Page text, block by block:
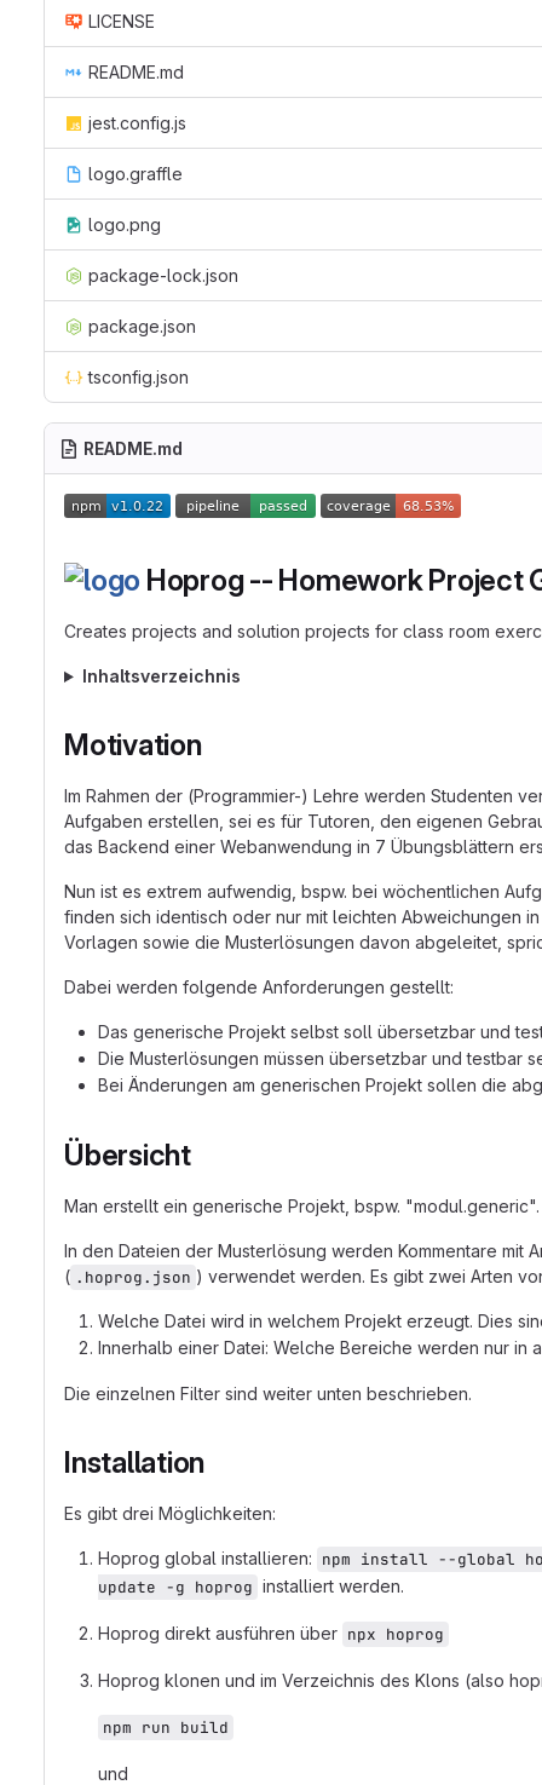
LICENSE
README.md
jest.config.js
logo.graffle
logo.png
package-lock.json
package.json
tsconfig.json
README.md
Hoprog -- Homework Project
Creates projects and solution projects for class room
Inhaltsverzeichnis
Motivation
Im Rahmen der (Programmier-) Lehre werden Studenten
Aufgaben erstellen, sei es für Tutoren, den eigenen
das Backend einer Webanwendung in 7 Übungsblättern
Nun ist es extrem aufwendig, bspw. bei wöchentlichen
finden sich identisch oder nur mit leichten Abweichungen
Vorlagen sowie die Musterlösungen davon abgeleitet,
Dabei werden folgende Anforderungen gestellt:
Das generische Projekt selbst soll übersetzbar und
Die Musterlösungen müssen übersetzbar und testbar
Bei Änderungen am generischen Projekt sollen die
Übersicht
Man erstellt ein generische Projekt, bspw.
In den Dateien der Musterlösung werden Kommentare mit
( .hoprog.json ) verwendet werden. Es gibt zwei Arten
Welche Datei wird in welchem Projekt erzeugt. Dies
Innerhalb einer Datei: Welche Bereiche werden nur
Die einzelnen Filter sind weiter unten beschrieben.
Installation
Es gibt drei Möglichkeiten:
Hoprog global installieren: npm install --global
update -g hoprog installiert werden.
Hoprog direkt ausführen über npx hoprog
Hoprog klonen und im Verzeichnis des Klons (also
npm run build
und